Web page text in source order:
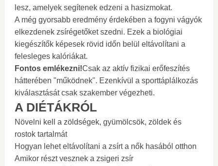
lesz, amelyek segítenek edzeni a hasizmokat.
A még gyorsabb eredmény érdekében a fogyni vágyók
elkezdenek zsírégetőket szedni. Ezek a biológiai
kiegészítők képesek rövid időn belül eltávolítani a
felesleges kalóriákat.
Fontos emlékezni!Csak az aktív fizikai erőfeszítés
hátterében "működnek". Ezenkívül a sporttáplálkozás
kiválasztását csak szakember végezheti.
A DIÉTÁKRÓL
Növelni kell a zöldségek, gyümölcsök, zöldek és
rostok tartalmát
Hogyan lehet eltávolítani a zsírt a nők hasából otthon
Amikor részt vesznek a zsigeri zsír